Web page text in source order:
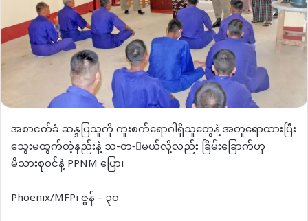
အစာငတ်ခံ ဆန္ဒပြသူကို ကူးစက်ရောဂါရှိသူတွေနဲ့ အတူရောထားပြီး
သွေးမထွက်တဲ့နည်းနဲ့ သ-တ-်မယ်လို့လည်း ခြိမ်းခြောက်ဟု
မိသားစုဝင်နဲ့ PPNM ပြော၊
Phoenix/MFP၊ ဇွန် – ၃၀